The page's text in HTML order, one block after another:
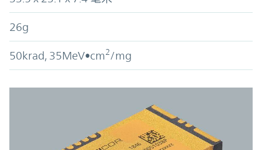
26g
50krad, 35MeV•cm2/mg